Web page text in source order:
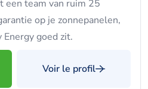
een team van ruim 25
op je zonnepanelen,
goed zit.
Voir le profil